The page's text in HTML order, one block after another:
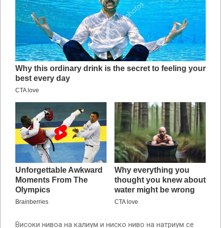
Високи нивоа на калиум и ниско ниво на натриум се